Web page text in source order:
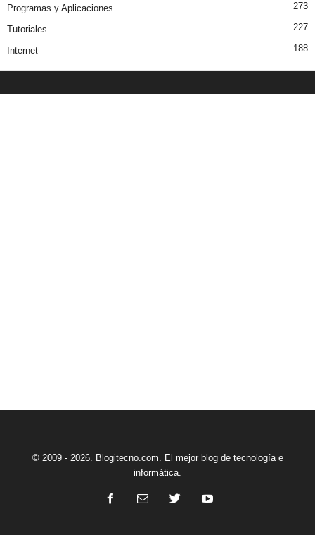
Programas y Aplicaciones 273
Tutoriales 227
Internet 188
© 2009 - 2026. Blogitecno.com. El mejor blog de tecnología e
informática.